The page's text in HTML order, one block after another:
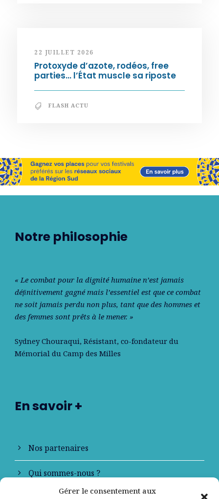
Gérer le consentement aux
22 JUILLET 2026
Protoxyde d’azote, rodéos, free
parties… l’État muscle sa riposte
FLASH ACTU
Notre philosophie
« Le combat pour la dignité humaine n’est jamais
déﬁnitivement gagné mais l’essentiel est que ce combat
ne soit jamais perdu non plus, tant que des hommes et
des femmes sont prêts à le mener. »
Sydney Chouraqui, Résistant, co-fondateur du
Mémorial du Camp des Milles
En savoir +
Nos partenaires
Qui sommes-nous ?